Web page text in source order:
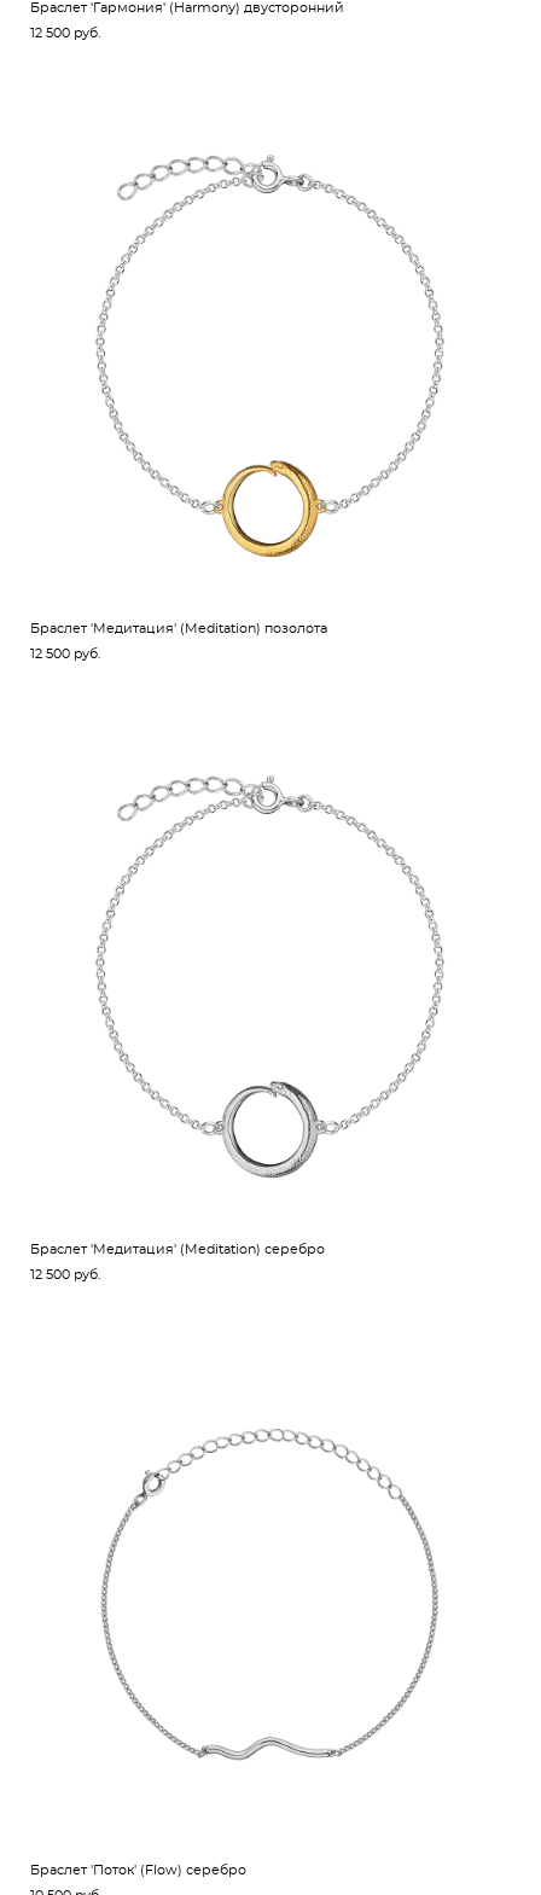
Браслет 'Гармония' (Harmony) двусторонний
12 500 pуб.
Браслет 'Медитация' (Meditation) позолота
12 500 pуб.
Браслет 'Медитация' (Meditation) серебро
12 500 pуб.
Браслет 'Поток' (Flow) серебро